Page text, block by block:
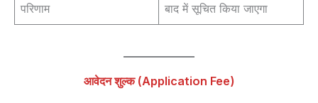
परिणाम बाद में सूचित किया जाएगा
आवेदन शुल्क (Application Fee)